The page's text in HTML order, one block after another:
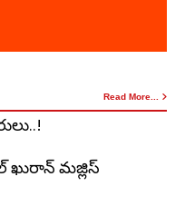
Read More...
ఖురాన్ మజ్లిస్